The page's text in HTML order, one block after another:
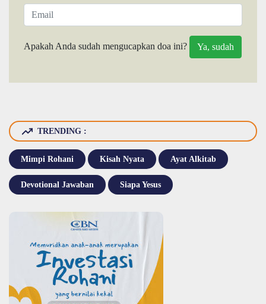
Apakah Anda sudah mengucapkan doa ini?
TRENDING :
Mimpi Rohani Kisah Nyata Ayat Alkitab
Devotional Jawaban Siapa Yesus